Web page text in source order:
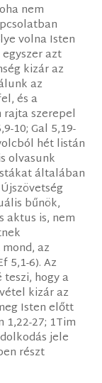
nem
volna Isten
azt
kizár az
az
és a
szerepel
10; Gal 5,19-
hét listán
olvasunk
általában
bűnök,
aktus is, nem
az
5,1-6). Az
hogy a
kizár az
Isten előtt
1,22-27; 1Tim
jele
részt